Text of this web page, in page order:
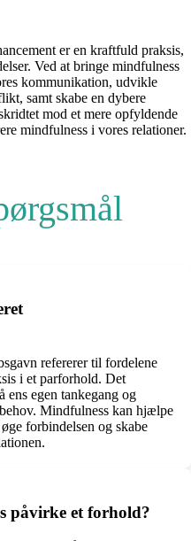
er en kraftfuld praksis,
Ved at bringe mindfulness
kommunikation, udvikle
samt skabe en dybere
mod et mere opfyldende
mindfulness i vores relationer.
refererer til fordelene
i et parforhold. Det
egen tankegang og
Mindfulness kan hjælpe
forbindelsen og skabe
påvirke et forhold?